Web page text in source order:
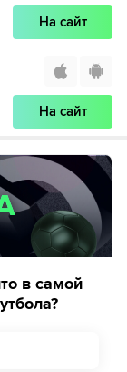
На сайт
На сайт
в самой